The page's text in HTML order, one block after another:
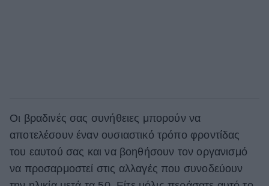
Οι βραδινές σας συνήθειες μπορούν να
αποτελέσουν έναν ουσιαστικό τρόπο φροντίδας
του εαυτού σας και να βοηθήσουν τον οργανισμό
να προσαρμοστεί στις αλλαγές που συνοδεύουν